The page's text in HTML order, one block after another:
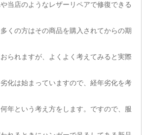
当店のようなレザーリペアで修復できる
くの方はその商品を購入されてからの期
られますが、よくよく考えてみると実際
化は始まっていますので、経年劣化を考
年という考え方をします。ですので、服